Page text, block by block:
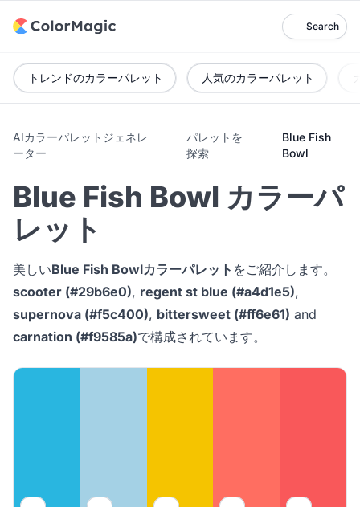
Search
トレンドのカラーパレット 人気のカラーパレット
AIカラーパレットジェネレ
ーター
パレットを
探索
Blue Fish
Bowl
Blue Fish Bowl カラーパ
レット
美しいBlue Fish Bowlカラーパレット をご紹介します。
scooter (#29b6e0), regent st blue (#a4d1e5),
supernova (#f5c400), bittersweet (#ff6e61) and
carnation (#f9585a)で構成されています。